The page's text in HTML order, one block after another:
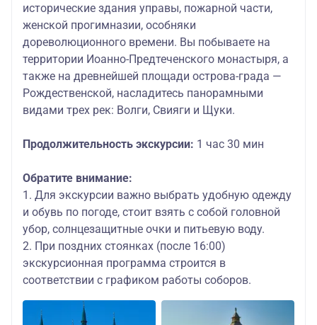
исторические здания управы, пожарной части,
женской прогимназии, особняки
дореволюционного времени. Вы побываете на
территории Иоанно-Предтеченского монастыря, а
также на древнейшей площади острова-града —
Рождественской, насладитесь панорамными
видами трех рек: Волги, Свияги и Щуки.
Продолжительность экскурсии: 1 час 30 мин
Обратите внимание:
1. Для экскурсии важно выбрать удобную одежду
и обувь по погоде, стоит взять с собой головной
убор, солнцезащитные очки и питьевую воду.
2. При поздних стоянках (после 16:00)
экскурсионная программа строится в
соответствии с графиком работы соборов.